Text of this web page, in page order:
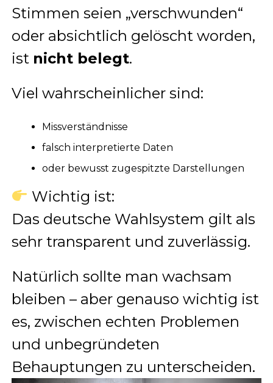
Stimmen seien „verschwunden“
oder absichtlich gelöscht worden,
ist nicht belegt.
Viel wahrscheinlicher sind:
Missverständnisse
falsch interpretierte Daten
oder bewusst zugespitzte Darstellungen
Wichtig ist:
Das deutsche Wahlsystem gilt als
sehr transparent und zuverlässig.
Natürlich sollte man wachsam
bleiben – aber genauso wichtig ist
es, zwischen echten Problemen
und unbegründeten
Behauptungen zu unterscheiden.